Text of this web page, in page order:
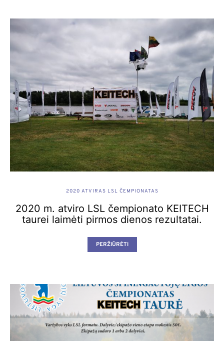
2020 ATVIRAS LSL ČEMPIONATAS
2020 m. atviro LSL čempionato KEITECH
taurei laimėti pirmos dienos rezultatai.
PERŽIŪRĖTI